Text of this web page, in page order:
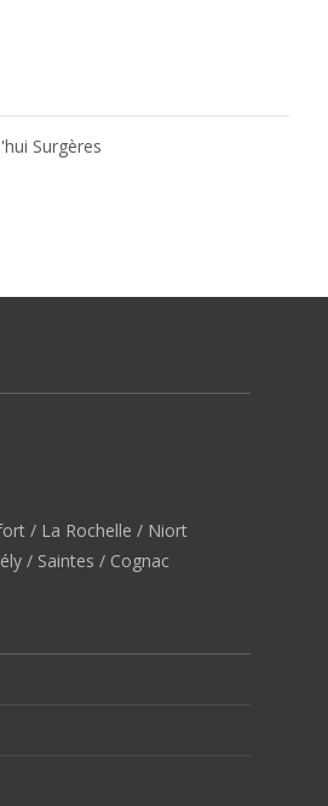
Surgères
/ La Rochelle / Niort
/ Saintes / Cognac